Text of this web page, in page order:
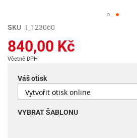
Přeskočit
začátek
galerie
obrázky
SKU t_123060
840,00 Kč
Včetně DPH
Váš otisk
VYBRAT ŠABLONU